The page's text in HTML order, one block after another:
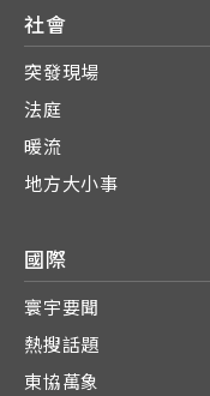
社會
突發現場
法庭
暖流
地方大小事
國際
寰宇要聞
熱搜話題
東協萬象